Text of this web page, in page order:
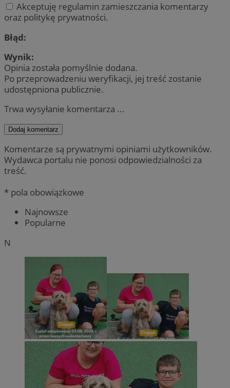
Akceptuję regulamin zamieszczania komentarzy
oraz politykę prywatności.
Błąd:
Wynik:
Opinia została pomyślnie dodana.
Po przeprowadzeniu weryfikacji, jej treść zostanie
udostępniona publicznie.
Trwa wysyłanie komentarza ...
Dodaj komentarz
Komentarze są prywatnymi opiniami użytkowników.
Wydawca portalu nie ponosi odpowiedzialności za
treść.
* pola obowiązkowe
Najnowsze
Popularne
N